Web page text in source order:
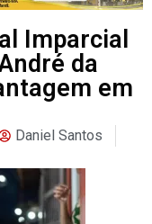
Imparcial
da
em
Daniel Santos